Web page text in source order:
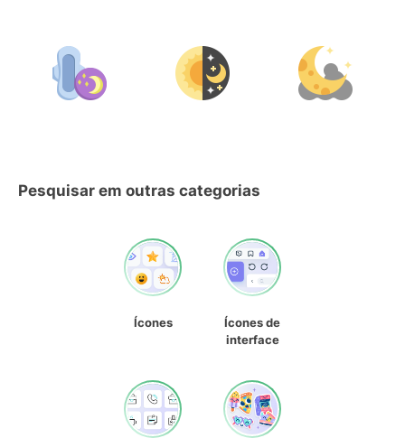
Pesquisar em outras categorias
Ícones
Ícones de
interface